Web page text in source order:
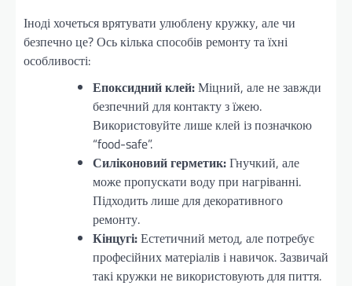
Іноді хочеться врятувати улюблену кружку, але чи
безпечно це? Ось кілька способів ремонту та їхні
особливості:
Епоксидний клей:Міцний, але не завжди
безпечний для контакту з їжею.
Використовуйте лише клей із позначкою
“food-safe”.
Силіконовий герметик:Гнучкий, але
може пропускати воду при нагріванні.
Підходить лише для декоративного
ремонту.
Кінцугі:Естетичний метод, але потребує
професійних матеріалів і навичок. Зазвичай
такі кружки не використовують для пиття.